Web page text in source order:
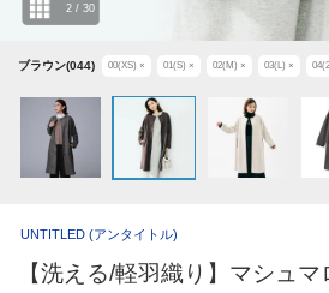
ブラウン(044) 00(XS) × 01(S) × 02(M) × 03(L) ×
2 / 30
UNTITLED (アンタイトル)
【洗える/軽羽織り】マシュ